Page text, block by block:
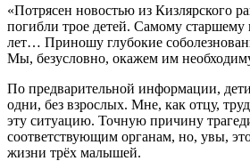
«Потрясен новостью из Кизлярского
погибли трое детей. Самому старшему
лет… Приношу глубокие
Мы, безусловно, окажем им
По предварительной информации,
одни, без взрослых. Мне, как отцу,
эту ситуацию. Точную причину
соответствующим органам, но, увы,
жизни трёх малышей.